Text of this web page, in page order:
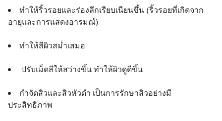
ทำให้ริ้วรอยและร่องลึกเรียบเนียนขึ้น (ริ้วรอยที่เกิดจาก
อายุและการแสดงอารมณ์)
ทำให้สีผิวสม่ำเสมอ
ปรับเม็ดสีให้สว่างขึ้น ทำให้ผิวดูดีขึ้น
กำจัดสิวและสิวหัวดำ เป็นการรักษาสิวอย่างมี
ประสิทธิภาพ